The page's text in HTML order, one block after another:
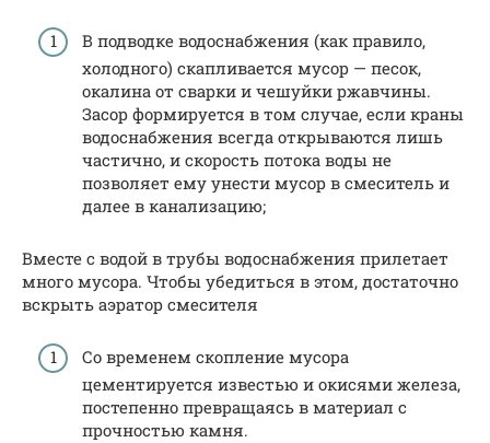
В подводке водоснабжения (как правило,
холодного) скапливается мусор — песок,
окалина от сварки и чешуйки ржавчины.
Засор формируется в том случае, если краны
водоснабжения всегда открываются лишь
частично, и скорость потока воды не
позволяет ему унести мусор в смеситель и
далее в канализацию;
Вместе с водой в трубы водоснабжения прилетает
много мусора. Чтобы убедиться в этом, достаточно
вскрыть аэратор смесителя
Со временем скопление мусора
цементируется известью и окисями железа,
постепенно превращаясь в материал с
прочностью камня.